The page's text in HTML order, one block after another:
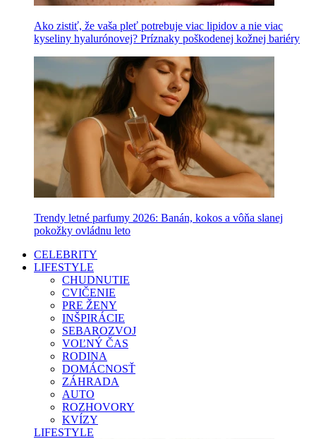
Ako zistiť, že vaša pleť potrebuje viac lipidov a nie viac
kyseliny hyalurónovej? Príznaky poškodenej kožnej bariéry
Trendy letné parfumy 2026: Banán, kokos a vôňa slanej
pokožky ovládnu leto
CELEBRITY
LIFESTYLE
CHUDNUTIE
CVIČENIE
PRE ŽENY
INŠPIRÁCIE
SEBAROZVOJ
VOĽNÝ ČAS
RODINA
DOMÁCNOSŤ
ZÁHRADA
AUTO
ROZHOVORY
KVÍZY
LIFESTYLE